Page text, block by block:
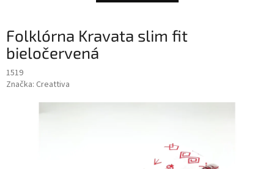
Folklórna Kravata slim fit
bieločervená
1519
Značka: Creattiva